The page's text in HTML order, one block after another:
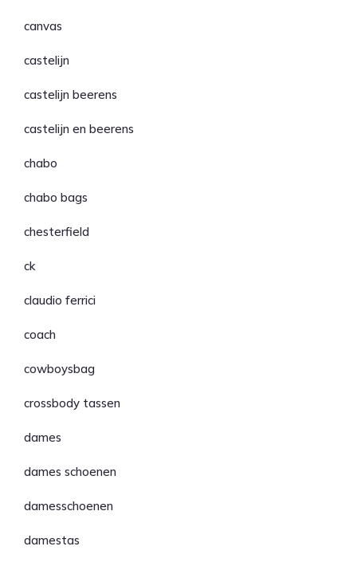
canvas
castelijn
castelijn beerens
castelijn en beerens
chabo
chabo bags
chesterfield
ck
claudio ferrici
coach
cowboysbag
crossbody tassen
dames
dames schoenen
damesschoenen
damestas